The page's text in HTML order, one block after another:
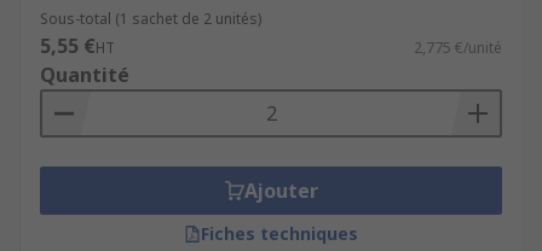
Sous-total (1 sachet de 2 unités)
5,55 €HT 2,775 €/unité
Quantité
Ajouter
Fiches techniques